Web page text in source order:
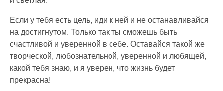
Если у тебя есть цель, иди к ней и не останавливайся
на достигнутом. Только так ты сможешь быть
счастливой и уверенной в себе. Оставайся такой же
творческой, любознательной, уверенной и любящей,
какой тебя знаю, и я уверен, что жизнь будет
прекрасна!